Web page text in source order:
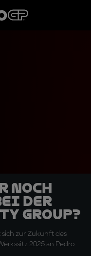
noch
der
Group?
sich zur Zukunft des
2025 an Pedro